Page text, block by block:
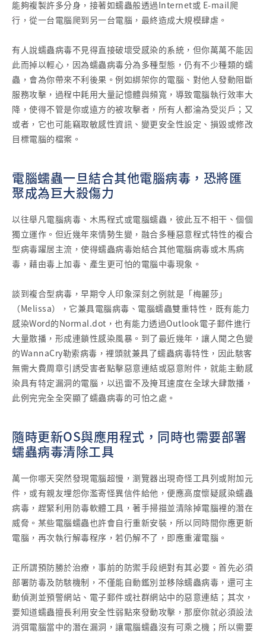
能夠複製許多分身，接著如蠕蟲般透過Internet或 E-mail爬
行，從一台電腦爬到另一台電腦，最終造成大規模肆虐。
有人說蠕蟲病毒不見得直接破壞受感染的系統，但你萬萬不能因
此而掉以輕心，因為蠕蟲病毒分為多種型態，仍有不少種類的蠕
蟲，會為你帶來不利後果。例如綁架你的電腦、對他人發動阻斷
服務攻擊，過程中耗用大量記憶體與頻寬，導致電腦執行效率大
降，使得不管是你或遠方的被攻擊者，所有人都淪為受災戶；又
或者，它也可能竊取敏感性資訊、變更安全性設定、損毀或修改
目標電腦的檔案。
電腦蠕蟲一旦結合其他電腦病毒，恐將匯
聚成為巨大殺傷力
以往舉凡電腦病毒、木馬程式或電腦蠕蟲，彼此互不相干、個個
獨立運作。但近幾年來情勢生變，融合多種惡意程式特性的複合
型病毒躍居主流，使得蠕蟲病毒始結合其他電腦病毒或木馬病
毒，藉由毒上加毒、產生更可怕的電腦中毒現象。
談到複合型病毒，早期令人印象深刻之例就是「梅麗莎」
（Melissa），它兼具電腦病毒、電腦蠕蟲雙重特性，既有能力
感染Word的Normal.dot，也有能力透過Outlook電子郵件進行
大量散播，形成連鎖性感染風暴。到了最近幾年，讓人聞之色變
的WannaCry勒索病毒，裡頭就兼具了蠕蟲病毒特性，因此駭客
無需大費周章引誘受害者點擊惡意連結或惡意附件，就能主動感
染具有特定漏洞的電腦，以迅雷不及掩耳速度在全球大肆散播，
此例完完全全突顯了蠕蟲病毒的可怕之處。
隨時更新OS與應用程式，同時也需要部署
蠕蟲病毒清除工具
萬一你哪天突然發現電腦超慢，瀏覽器出現奇怪工具列或附加元
件，或有親友埋怨你濫寄怪異信件給他，便應高度懷疑感染蠕蟲
病毒，趕緊利用防毒軟體工具，著手掃描並清除掉電腦裡的潛在
威脅。某些電腦蠕蟲也許會自行重新安裝，所以同時間你應更新
電腦，再次執行解毒程序，若仍解不了，即應重灌電腦。
正所謂預防勝於治療，事前的防禦手段絕對有其必要。首先必須
部署防毒及防駭機制，不僅能自動鑑別並移除蠕蟲病毒，還可主
動偵測並預警網站、電子郵件或社群網站中的惡意連結；其次，
要知道蠕蟲擅長利用安全性弱點來發動攻擊，那麼你就必須設法
消弭電腦當中的潛在漏洞，讓電腦蠕蟲沒有可乘之機；所以需要